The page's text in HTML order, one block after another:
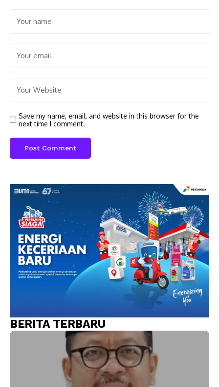
Save my name, email, and website in this browser for the
next time I comment.
BERITA TERBARU